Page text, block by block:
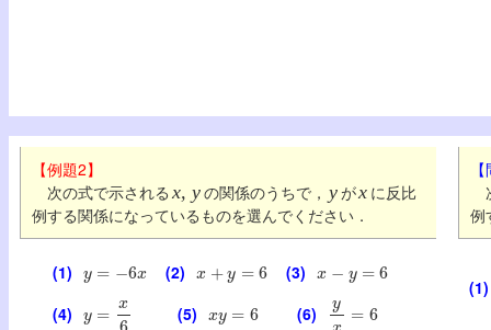
【例題2】
次の式で示される x, yの関係のうちで， yがx に反比
例する関係になっているものを選んでください．
(1) (2) (3)
(4) 6 (5) (6) yx
例
(1)